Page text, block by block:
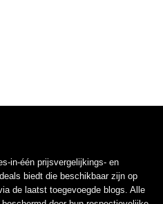
in-één prijsvergelijkings- en
biedt die beschikbaar zijn op
de laatst toegevoegde blogs. Alle